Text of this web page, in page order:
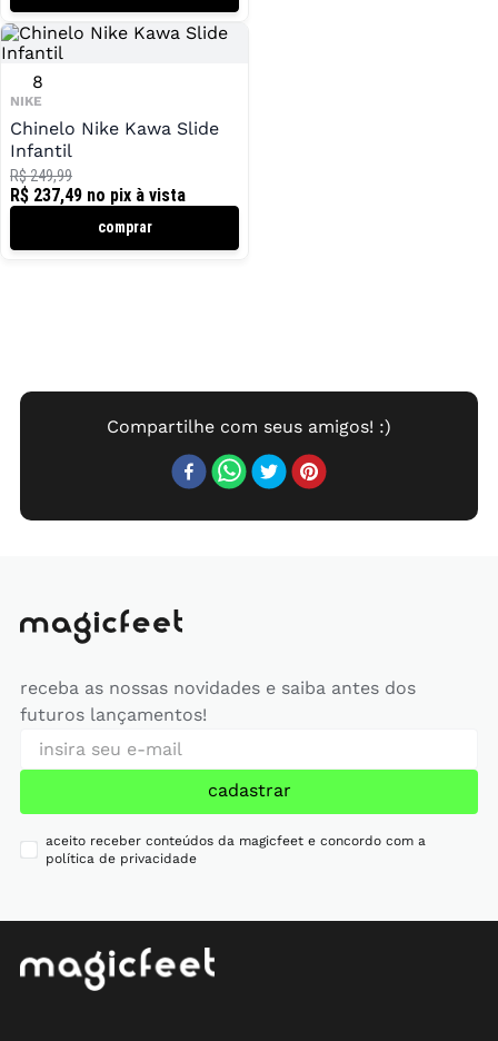
NIKE
8
Chinelo Nike Kawa Slide
Infantil
R$ 237,49 no pix à vista
R$ 249,99
comprar
receba as nossas novidades e saiba antes dos
futuros lançamentos!
cadastrar
aceito receber conteúdos da magicfeet e concordo com a
política de privacidade